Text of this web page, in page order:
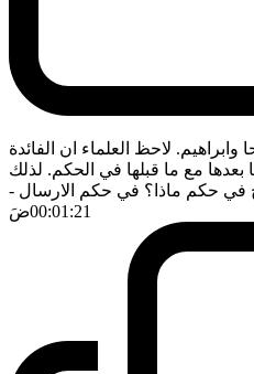
وابراهيم. لاحظ العلماء ان الفائدة
مع ما قبلها في الحكم. لذلك
في حكم ماذا؟ في حكم الارسال -
00:01:21ضَ